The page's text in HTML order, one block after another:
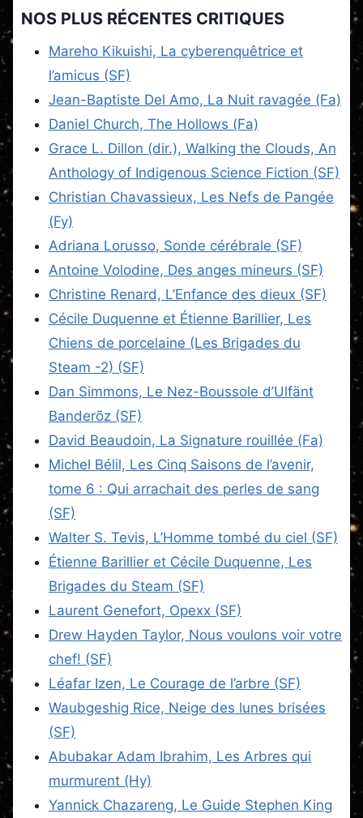
NOS PLUS RÉCENTES CRITIQUES
Mareho Kikuishi, La cyberenquêtrice et
l’amicus (SF)
Jean-Baptiste Del Amo, La Nuit ravagée (Fa)
Daniel Church, The Hollows (Fa)
Grace L. Dillon (dir.), Walking the Clouds, An
Anthology of Indigenous Science Fiction (SF)
Christian Chavassieux, Les Nefs de Pangée
(Fy)
Adriana Lorusso, Sonde cérébrale (SF)
Antoine Volodine, Des anges mineurs (SF)
Christine Renard, L’Enfance des dieux (SF)
Cécile Duquenne et Étienne Barillier, Les
Chiens de porcelaine (Les Brigades du
Steam -2) (SF)
Dan Simmons, Le Nez-Boussole d’Ulfänt
Banderõz (SF)
David Beaudoin, La Signature rouillée (Fa)
Michel Bélil, Les Cinq Saisons de l’avenir,
tome 6 : Qui arrachait des perles de sang
(SF)
Walter S. Tevis, L’Homme tombé du ciel (SF)
Étienne Barillier et Cécile Duquenne, Les
Brigades du Steam (SF)
Laurent Genefort, Opexx (SF)
Drew Hayden Taylor, Nous voulons voir votre
chef! (SF)
Léafar Izen, Le Courage de l’arbre (SF)
Waubgeshig Rice, Neige des lunes brisées
(SF)
Abubakar Adam Ibrahim, Les Arbres qui
murmurent (Hy)
Yannick Chazareng, Le Guide Stephen King